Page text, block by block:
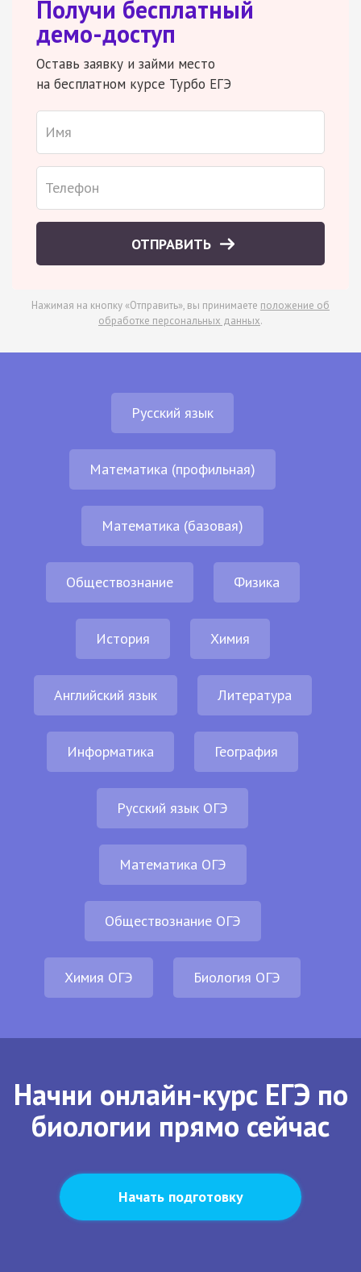
Получи бесплатный
демо-доступ
Оставь заявку и займи место
на бесплатном курсе Турбо ЕГЭ
ОТПРАВИТЬ
Нажимая на кнопку «Отправить», вы принимаете положение об
обработке персональных данных.
Русский язык
Математика (профильная)
Математика (базовая)
Обществознание Физика
История Химия
Английский язык Литература
Информатика География
Русский язык ОГЭ
Математика ОГЭ
Обществознание ОГЭ
Химия ОГЭ Биология ОГЭ
Начни онлайн-курс ЕГЭ по
биологии прямо сейчас
Начать подготовку